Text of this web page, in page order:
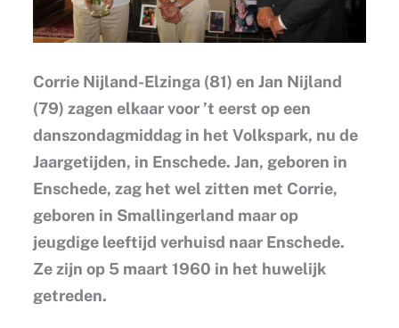
Corrie Nijland-Elzinga (81) en Jan Nijland
(79) zagen elkaar voor ’t eerst op een
danszondagmiddag in het Volkspark, nu de
Jaargetijden, in Enschede. Jan, geboren in
Enschede, zag het wel zitten met Corrie,
geboren in Smallingerland maar op
jeugdige leeftijd verhuisd naar Enschede.
Ze zijn op 5 maart 1960 in het huwelijk
getreden.